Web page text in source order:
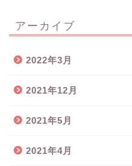
アーカイブ
2022年3月
2021年12月
2021年5月
2021年4月